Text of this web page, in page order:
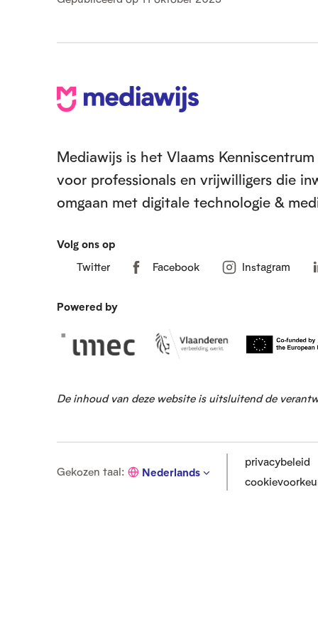
V
e
t
Mediawijs is het Vlaams
voor professionals en vrijwilligers die
omgaan met digitale technologie &
Volg ons op
Twitter
Facebook Instagram
Powered by
De inhoud van deze website is uitsluitend de
Gekozen taal:
G
Nederlands
privacybeleid